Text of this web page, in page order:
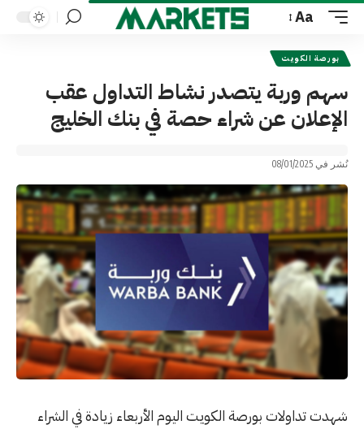
Font
Resizer
Aa
بورصة الكويت
سهم وربة يتصدر نشاط التداول عقب
الإعلان عن شراء حصة في بنك الخليج
نُشر في 08/01/2025
شهدت تداولات بورصة الكويت اليوم الأربعاء زيادة في الشراء